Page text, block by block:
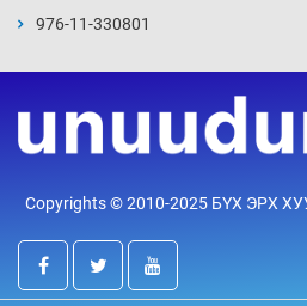
Уржигдар 12 цаг 30
үйлчилж буй гэв
Уржигдар 12 цаг 00
976-11-330801
Copyrights © 2010-2025 БҮХ ЭРХ